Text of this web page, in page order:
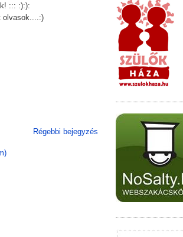
::: :):):
olvasok....:)
Régebbi bejegyzés